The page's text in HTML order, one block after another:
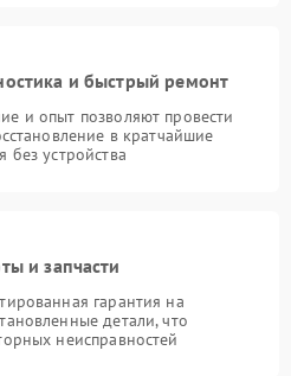
и быстрый ремонт
и опыт позволяют провести
в кратчайшие
устройства
и запчасти
гарантия на
детали, что
неисправностей